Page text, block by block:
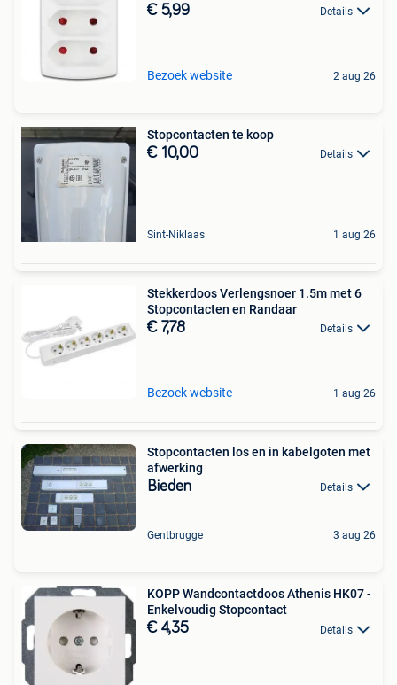
€ 5,99 Details
Bezoek website 2 aug 26
Stopcontacten te koop
€ 10,00 Details
Sint-Niklaas 1 aug 26
Stekkerdoos Verlengsnoer 1.5m met 6
Stopcontacten en Randaar
€ 7,78 Details
Bezoek website 1 aug 26
Stopcontacten los en in kabelgoten met
afwerking
Bieden Details
Gentbrugge 3 aug 26
KOPP Wandcontactdoos Athenis HK07 -
Enkelvoudig Stopcontact
€ 4,35 Details